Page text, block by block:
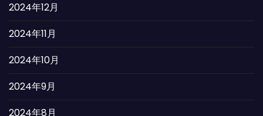
2024年12月
2024年11月
2024年10月
2024年9月
2024年8月